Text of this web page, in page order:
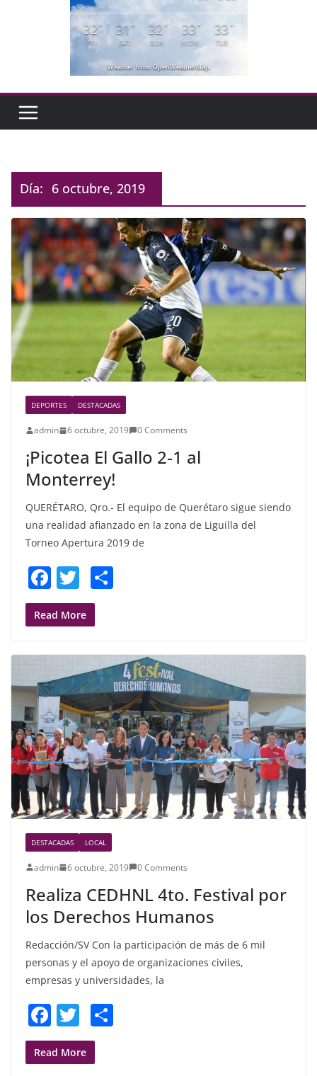
32°
FRI
31 °
SAT
32°
SUN
33°
MON
33°
TUE
Weather from OpenWeatherMap
Día: 6 octubre, 2019
DEPORTES DESTACADAS
admin 6 octubre, 2019 0 Comments
¡Picotea El Gallo 2-1 al
Monterrey!
QUERÉTARO, Qro.- El equipo de Querétaro sigue siendo
una realidad afianzado en la zona de Liguilla del
Torneo Apertura 2019 de
F
a
c
o
o
k
T
w
itt
Read More
DESTACADAS LOCAL
admin 6 octubre, 2019 0 Comments
Realiza CEDHNL 4to. Festival por
los Derechos Humanos
Redacción/SV Con la participación de más de 6 mil
personas y el apoyo de organizaciones civiles,
empresas y universidades, la
F
a
c
T
w
itt
Read More